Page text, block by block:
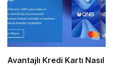
Avantajlı Kredi Kartı Nasıl